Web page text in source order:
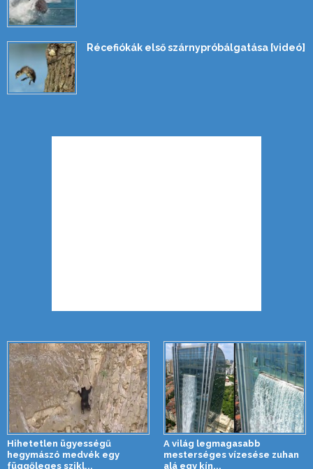
Récefiókák első szárnypróbálgatása [videó]
Hihetetlen ügyességű
hegymászó medvék egy
függőleges szikl...
A világ legmagasabb
mesterséges vízesése zuhan
alá egy kín...